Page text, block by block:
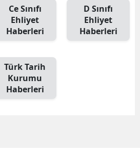
Ce Sınıfı
Ehliyet
Haberleri
D Sınıfı
Ehliyet
Haberleri
Türk Tarih
Kurumu
Haberleri